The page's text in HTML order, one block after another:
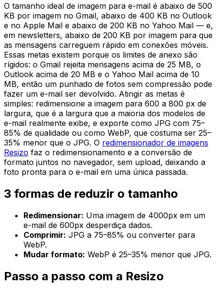
O tamanho ideal de imagem para e-mail é abaixo de 500
KB por imagem no Gmail, abaixo de 400 KB no Outlook
e no Apple Mail e abaixo de 200 KB no Yahoo Mail — e,
em newsletters, abaixo de 200 KB por imagem para que
as mensagens carreguem rápido em conexões móveis.
Essas metas existem porque os limites de anexo são
rígidos: o Gmail rejeita mensagens acima de 25 MB, o
Outlook acima de 20 MB e o Yahoo Mail acima de 10
MB, então um punhado de fotos sem compressão pode
fazer um e-mail ser devolvido. Atingir as metas é
simples: redimensione a imagem para 600 a 800 px de
largura, que é a largura que a maioria dos modelos de
e-mail realmente exibe, e exporte como JPG com 75–
85% de qualidade ou como WebP, que costuma ser 25–
35% menor que o JPG. O redimensionador de imagens
Resizo faz o redimensionamento e a conversão de
formato juntos no navegador, sem upload, deixando a
foto pronta para o e-mail em uma única passada.
3 formas de reduzir o tamanho
Redimensionar: Uma imagem de 4000px em um
e-mail de 600px desperdiça dados.
Comprimir: JPG a 75–85% ou converter para
WebP.
Mudar formato: WebP é 25–35% menor que JPG.
Passo a passo com a Resizo